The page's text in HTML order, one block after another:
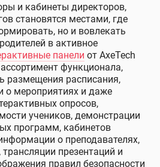
и кабинеты директоров,
становятся местами, где
но и вовлекать
в активное
панели от AxeTech
функционала,
размещения расписания,
о мероприятиях и даже
опросов,
учеников, демонстрации
программ, кабинетов
о преподавателях,
презентаций и
правил безопасности